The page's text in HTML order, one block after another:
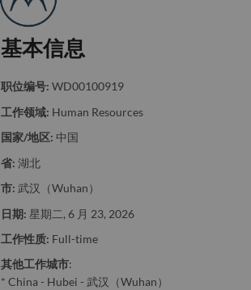
基本信息
职位编号: WD00100919
工作领域: Human Resources
国家/地区: 中国
省: 湖北
市: 武汉（Wuhan）
日期: 星期二, 6 月 23, 2026
工作性质: Full-time
其他工作城市:
* China - Hubei - 武汉（Wuhan）